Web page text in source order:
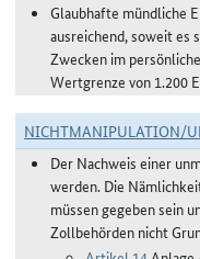
Glaubhafte mündliche
ausreichend, soweit es
Zwecken im
Wertgrenze von 1.200
NICHTMANIPULATION/
Der Nachweis einer
werden. Die
müssen gegeben sein
Zollbehörden nicht